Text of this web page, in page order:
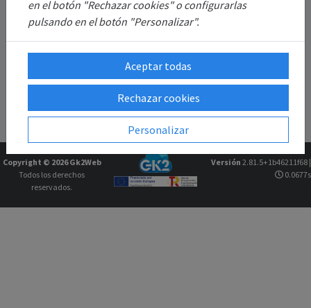
Sobre Nosotros
Copyright © 2026Gk2Web
Todos los derechos
reservados.
Versión 2.81.5+1b46211f68 |
0.0677s
en el botón "Rechazar cookies" o configurarlas
pulsando en el botón "Personalizar".
Aceptar todas
Rechazar cookies
Personalizar